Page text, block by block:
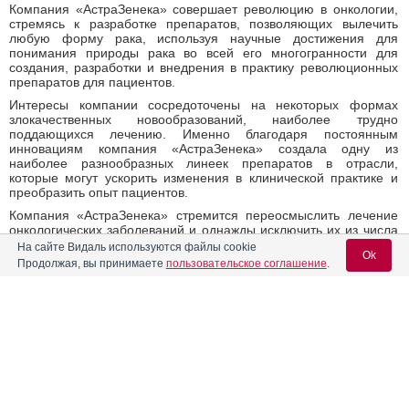
Компания «АстраЗенека» совершает революцию в онкологии,
стремясь к разработке препаратов, позволяющих вылечить
любую форму рака, используя научные достижения для
понимания природы рака во всей его многогранности для
создания, разработки и внедрения в практику революционных
препаратов для пациентов.
Интересы компании сосредоточены на некоторых формах
злокачественных новообразований, наиболее трудно
поддающихся лечению. Именно благодаря постоянным
инновациям компания «АстраЗенека» создала одну из
наиболее разнообразных линеек препаратов в отрасли,
которые могут ускорить изменения в клинической практике и
преобразить опыт пациентов.
Компания «АстраЗенека» стремится переосмыслить лечение
онкологических заболеваний и однажды исключить их из числа
смертельных.
OTH_RU-15278_08/12/2022
На сайте Видаль используются файлы cookie
Продолжая, вы принимаете пользовательское соглашение.
Ok